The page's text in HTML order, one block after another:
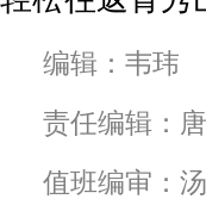
编辑：韦玮
责任编辑：
值班编审：